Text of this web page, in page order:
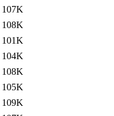
107K
108K
101K
104K
108K
105K
109K